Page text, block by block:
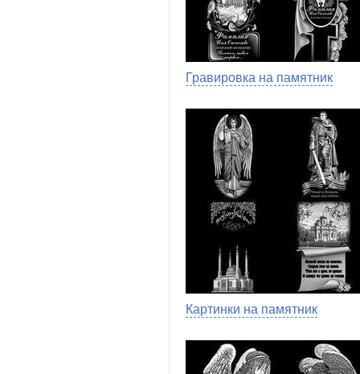
Гравировка на памятник
Картинки на памятник